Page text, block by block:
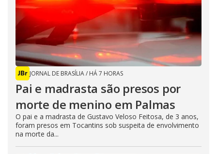
JORNAL DE BRASÍLIA/ HÁ 7 HORAS
Pai e madrasta são presos por
morte de menino em Palmas
O pai e a madrasta de Gustavo Veloso Feitosa, de 3 anos,
foram presos em Tocantins sob suspeita de envolvimento
na morte da...